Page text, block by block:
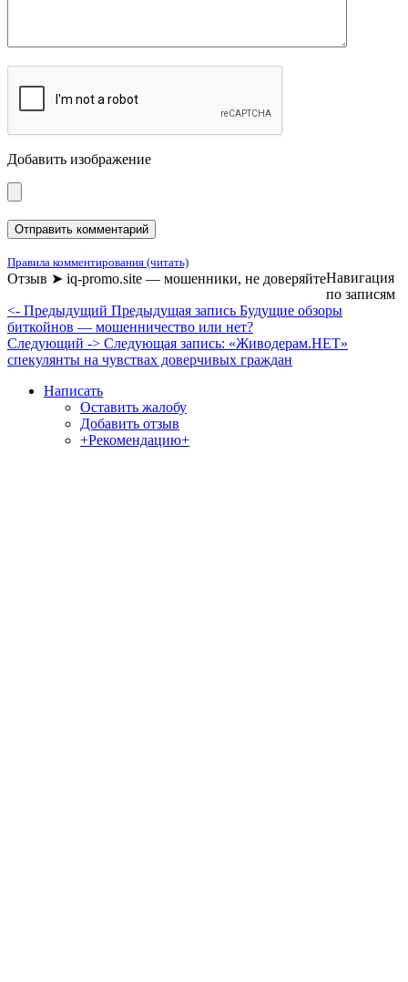
Добавить изображение
Правила комментирования (читать)
Отзыв ➤ iq-promo.site — мошенники, не доверяйтеНавигация
по записям
<- Предыдущий Предыдущая запись Будущие обзоры
биткойнов — мошенничество или нет?
Следующий -> Следующая запись: «Живодерам.НЕТ»
спекулянты на чувствах доверчивых граждан
Написать
Оставить жалобу
Добавить отзыв
+Рекомендацию+